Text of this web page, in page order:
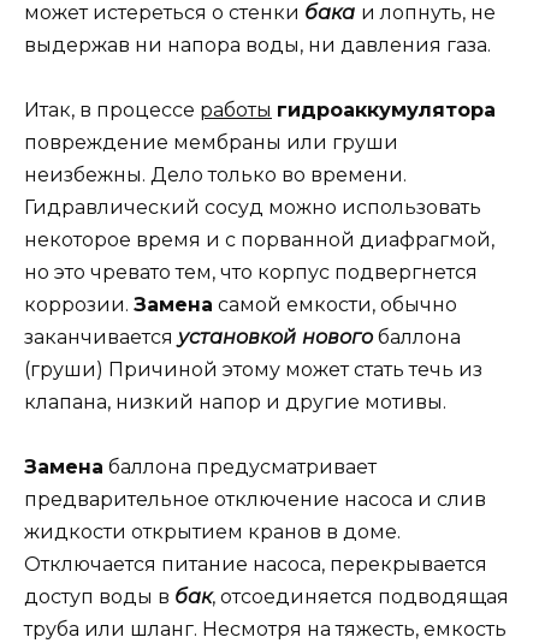
может истереться о стенки бака и лопнуть, не
выдержав ни напора воды, ни давления газа.
Итак, в процессе работы гидроаккумулятора
повреждение мембраны или груши
неизбежны. Дело только во времени.
Гидравлический сосуд можно использовать
некоторое время и с порванной диафрагмой,
но это чревато тем, что корпус подвергнется
коррозии. Замена самой емкости, обычно
заканчивается установкой новогобаллона
(груши) Причиной этому может стать течь из
клапана, низкий напор и другие мотивы.
Замена баллона предусматривает
предварительное отключение насоса и слив
жидкости открытием кранов в доме.
Отключается питание насоса, перекрывается
доступ воды в бак, отсоединяется подводящая
труба или шланг. Несмотря на тяжесть, емкость